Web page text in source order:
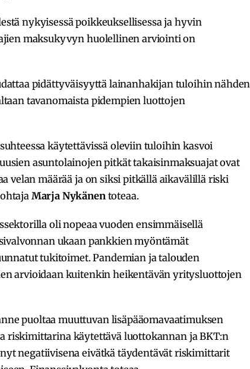
nykyisessä poikkeuksellisessa ja hyvin
maksukyvyn huolellinen arviointi on
pidättyväisyyttä lainanhakijan tuloihin nähden
tavanomaista pidempien luottojen
käytettävissä oleviin tuloihin kasvoi
asuntolainojen pitkät takaisinmaksuajat ovat
velan määrää ja on siksi pitkällä aikavälillä riski
Marja Nykänen toteaa.
oli nopeaa vuoden ensimmäisellä
ukaan pankkien myöntämät
tukitoimet. Pandemian ja talouden
arvioidaan kuitenkin heikentävän yritysluottojen
puoltaa muuttuvan lisäpääomavaatimuksen
riskimittarina käytettävä luottokannan ja BKT:n
negatiivisena eivätkä täydentävät riskimittarit